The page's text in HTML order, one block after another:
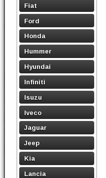
Fiat
Ford
Honda
Hummer
Hyundai
Infiniti
Isuzu
Iveco
Jaguar
Jeep
Kia
Lancia